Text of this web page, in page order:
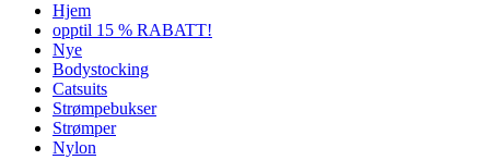
Hjem
opptil 15 % RABATT!
Nye
Bodystocking
Catsuits
Strømpebukser
Strømper
Nylon